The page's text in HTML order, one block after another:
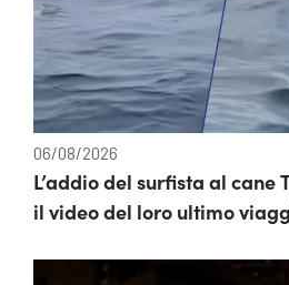
06/08/2026
L’addio del surfista al cane
il video del loro ultimo